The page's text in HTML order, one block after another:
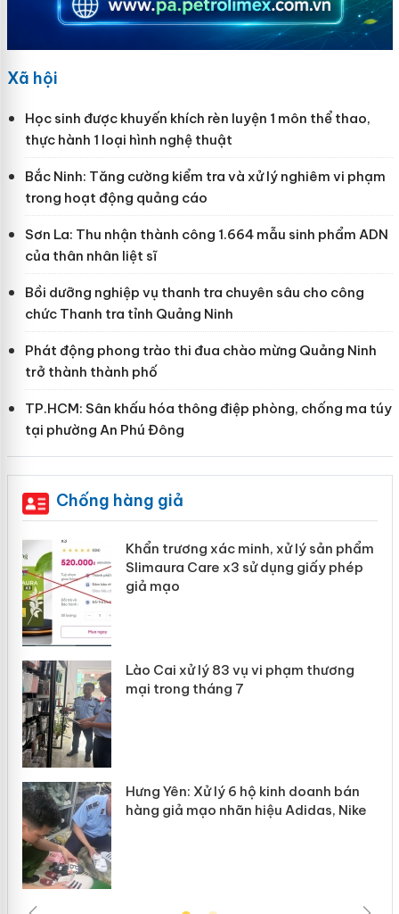
Xã hội
Học sinh được khuyến khích rèn luyện 1 môn thể thao,
thực hành 1 loại hình nghệ thuật
Bắc Ninh: Tăng cường kiểm tra và xử lý nghiêm vi phạm
trong hoạt động quảng cáo
Sơn La: Thu nhận thành công 1.664 mẫu sinh phẩm ADN
của thân nhân liệt sĩ
Bồi dưỡng nghiệp vụ thanh tra chuyên sâu cho công
chức Thanh tra tỉnh Quảng Ninh
Phát động phong trào thi đua chào mừng Quảng Ninh
trở thành thành phố
TP.HCM: Sân khấu hóa thông điệp phòng, chống ma túy
tại phường An Phú Đông
Chống hàng giả
Khẩn trương xác minh, xử lý sản phẩm
Slimaura Care x3 sử dụng giấy phép
giả mạo
Lào Cai xử lý 83 vụ vi phạm thương
mại trong tháng 7
Hưng Yên: Xử lý 6 hộ kinh doanh bán
hàng giả mạo nhãn hiệu Adidas, Nike